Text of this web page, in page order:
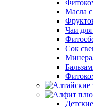
Масла
Чаи
Сок